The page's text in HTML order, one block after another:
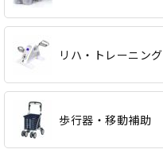
リハ・トレーニング
歩行器・移動補助